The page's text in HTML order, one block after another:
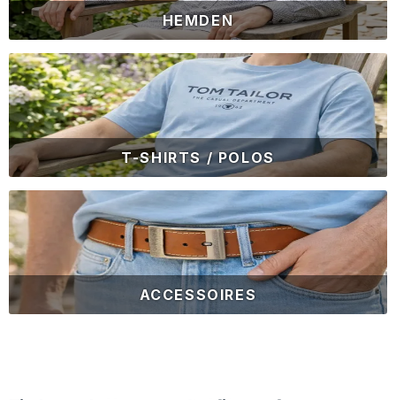
HEMDEN
T-SHIRTS / POLOS
ACCESSOIRES